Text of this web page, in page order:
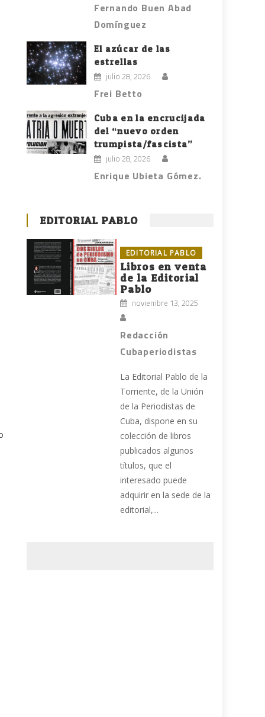
Fernando Buen Abad
Domínguez
El azúcar de las
estrellas
julio 28, 2026
Frei Betto
Cuba en la encrucijada
del “nuevo orden
trumpista/fascista”
julio 28, 2026
Enrique Ubieta Gómez.
EDITORIAL PABLO
EDITORIAL PABLO
Libros en venta
de la Editorial
Pablo
noviembre 13, 2025
Redacción
Cubaperiodistas
La Editorial Pablo de la
Torriente, de la Unión
de la Periodistas de
Cuba, dispone en su
colección de libros
publicados algunos
títulos, que el
interesado puede
adquirir en la sede de la
editorial,...